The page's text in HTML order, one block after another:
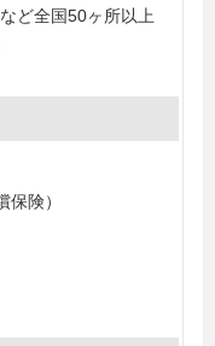
ど全国50ヶ所以上
険）